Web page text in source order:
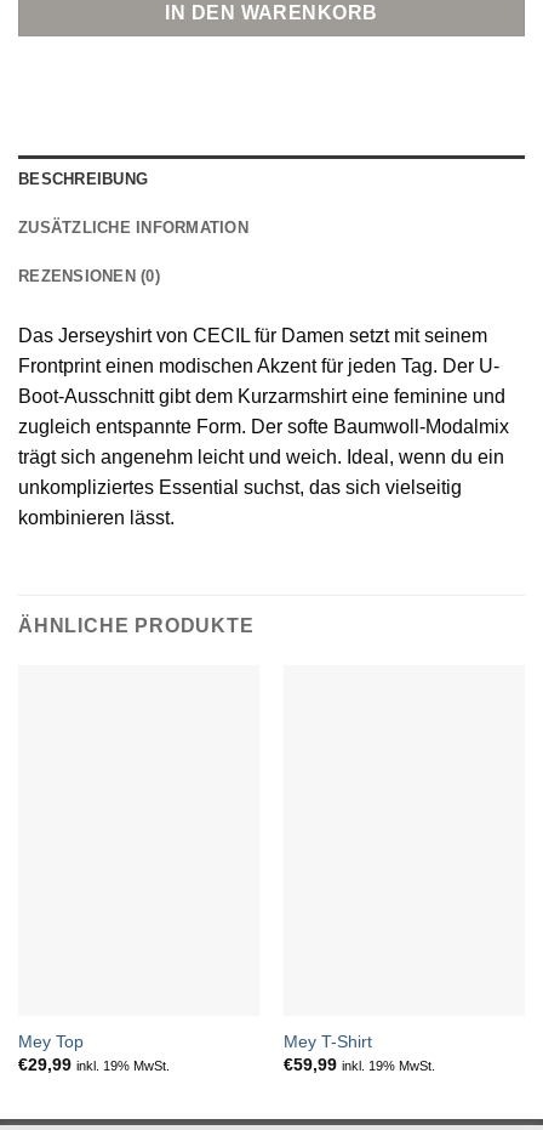
IN DEN WARENKORB
BESCHREIBUNG
ZUSÄTZLICHE INFORMATION
REZENSIONEN (0)
Das Jerseyshirt von CECIL für Damen setzt mit seinem
Frontprint einen modischen Akzent für jeden Tag. Der U-
Boot-Ausschnitt gibt dem Kurzarmshirt eine feminine und
zugleich entspannte Form. Der softe Baumwoll-Modalmix
trägt sich angenehm leicht und weich. Ideal, wenn du ein
unkompliziertes Essential suchst, das sich vielseitig
kombinieren lässt.
ÄHNLICHE PRODUKTE
Mey Top
€29,99 inkl. 19% MwSt.
Mey T-Shirt
€59,99 inkl. 19% MwSt.